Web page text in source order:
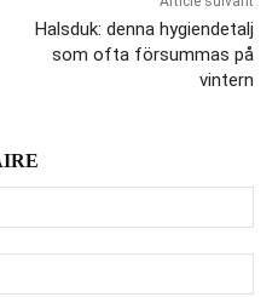
Halsduk: denna hygiendetalj
som ofta försummas på
vintern
:*
:*